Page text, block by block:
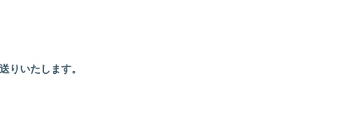
りいたします。